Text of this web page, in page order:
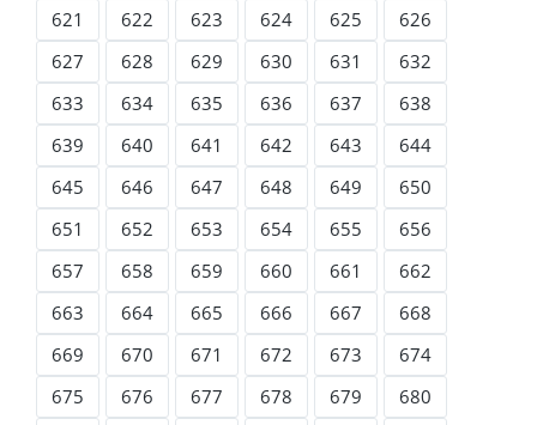
621
622 623 624 625
626
627
628 629 630 631
632
633
634 635 636 637
638
639
640 641 642 643
644
645
646 647 648 649
650
651
652 653 654 655
656
657
658 659 660 661
662
663
664 665 666 667
668
669
670 671 672 673
674
675
676 677 678 679
680